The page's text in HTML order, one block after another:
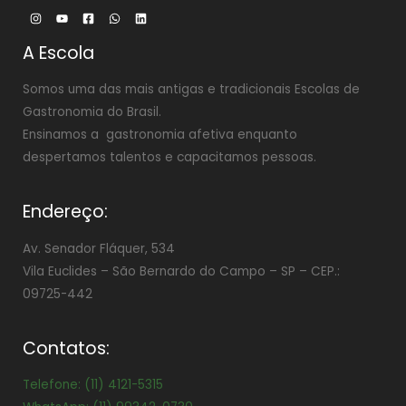
A Escola
Somos uma das mais antigas e tradicionais Escolas de
Gastronomia do Brasil.
Ensinamos a gastronomia afetiva enquanto
despertamos talentos e capacitamos pessoas.
Endereço:
Av. Senador Fláquer, 534
Vila Euclides – São Bernardo do Campo – SP – CEP.:
09725-442
Contatos:
Telefone: (11) 4121-5315